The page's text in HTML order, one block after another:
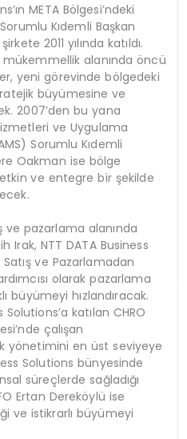
META Bölgesi’ndeki
Kıdemli Başkan
2011 yılında katıldı.
alanında öncü
yeni görevinde bölgedeki
büyümesine ve
2007’den bu yana
ve Uygulama
Sorumlu Kıdemli
Oakman ise bölge
ve entegre bir şekilde
ve pazarlama alanında
Irak, NTT DATA Business
ve Pazarlamadan
olarak pazarlama
büyümeyi hızlandıracak.
Solutions’a katılan CHRO
çalışan
yönetimini en üst seviyeye
Solutions bünyesinde
süreçlerde sağladığı
Ertan Dereköylü ise
ve istikrarlı büyümeyi